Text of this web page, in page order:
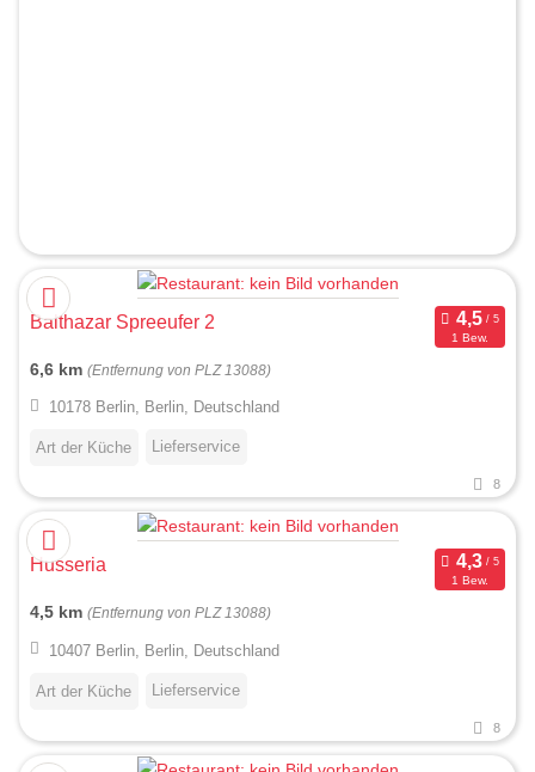
Balthazar Spreeufer 2
1 Bew.
6,6 km (Entfernung von PLZ 13088)
10178 Berlin, Berlin, Deutschland
Art der Küche Lieferservice
8
Husseria
1 Bew.
4,5 km (Entfernung von PLZ 13088)
10407 Berlin, Berlin, Deutschland
Art der Küche Lieferservice
8